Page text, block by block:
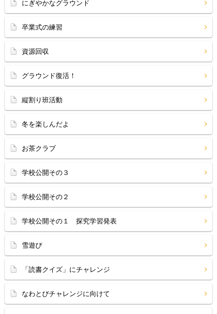
にぎやかなグラウンド
卒業式の練習
資源回収
グラウンド復活！
縦割り班活動
冬を楽しんだよ
お茶クラブ
学校公開その３
学校公開その２
学校公開その１ 探究学習発表
雪遊び
「読書クイズ」にチャレンジ
なわとびチャレンジに向けて